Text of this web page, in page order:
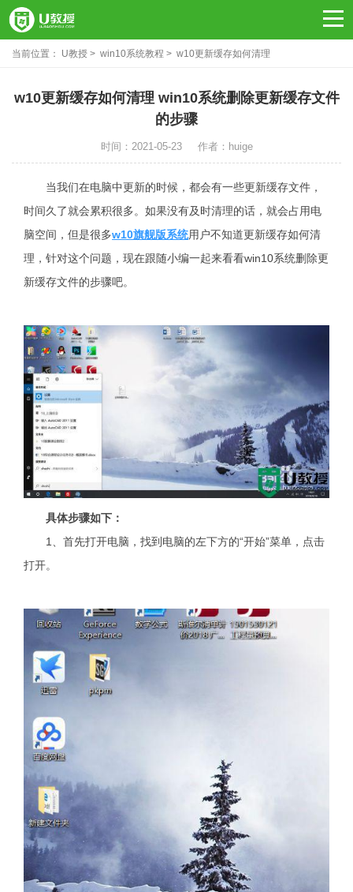
当前位置： U教授 win10系统教程 w10更新缓存如何清理
w10更新缓存如何清理 win10系统删除更新缓存文件
的步骤
时间：2021-05-23 作者：huige
当我们在电脑中更新的时候，都会有一些更新缓存文件，
时间久了就会累积很多。如果没有及时清理的话，就会占用电
脑空间，但是很多w10旗舰版系统用户不知道更新缓存如何清
理，针对这个问题，现在跟随小编一起来看看win10系统删除更
新缓存文件的步骤吧。
具体步骤如下：
1、首先打开电脑，找到电脑的左下方的“开始”菜单，点击
打开。